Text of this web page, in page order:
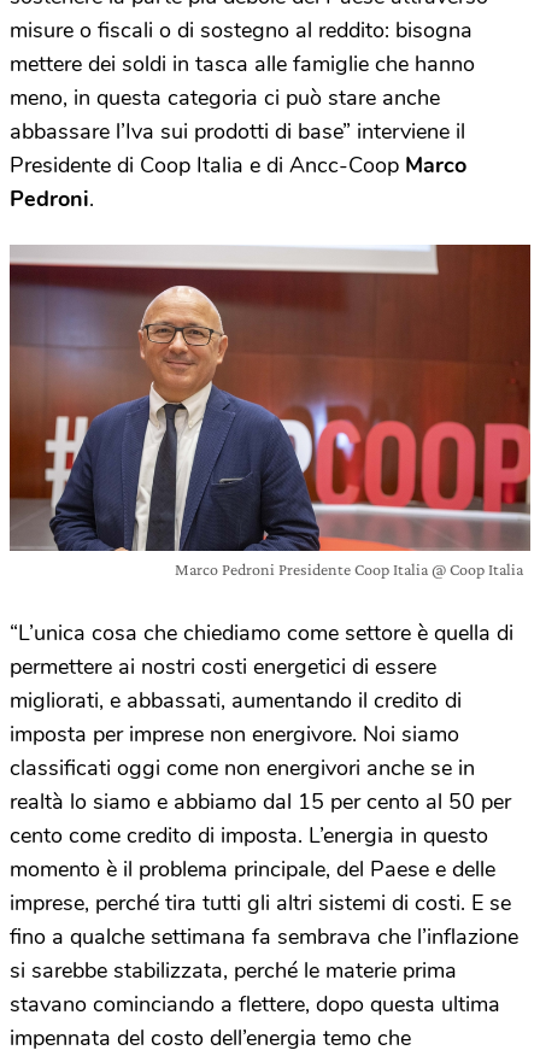
misure o fiscali o di sostegno al reddito: bisogna
mettere dei soldi in tasca alle famiglie che hanno
meno, in questa categoria ci può stare anche
abbassare l’Iva sui prodotti di base” interviene il
Presidente di Coop Italia e di Ancc-Coop Marco
Pedroni.
Marco Pedroni Presidente Coop Italia @ Coop Italia
“L’unica cosa che chiediamo come settore è quella di
permettere ai nostri costi energetici di essere
migliorati, e abbassati, aumentando il credito di
imposta per imprese non energivore. Noi siamo
classificati oggi come non energivori anche se in
realtà lo siamo e abbiamo dal 15 per cento al 50 per
cento come credito di imposta. L’energia in questo
momento è il problema principale, del Paese e delle
imprese, perché tira tutti gli altri sistemi di costi. E se
fino a qualche settimana fa sembrava che l’inflazione
si sarebbe stabilizzata, perché le materie prima
stavano cominciando a flettere, dopo questa ultima
impennata del costo dell’energia temo che